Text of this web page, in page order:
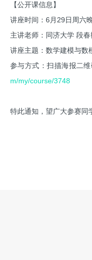
【公开课信息】
讲座时间：6月29日周六
主讲老师：同济大学 段
讲座主题：数学建模与数
参与方式：扫描海报二
m/my/course/3748
特此通知，望广大参赛同